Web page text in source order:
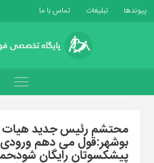
پیوندها تبلیغات تماس با ما
محتشم رئیس جدید هیات
بوشهر:قول می دهم ورودی
پیشکسوتان رایگان